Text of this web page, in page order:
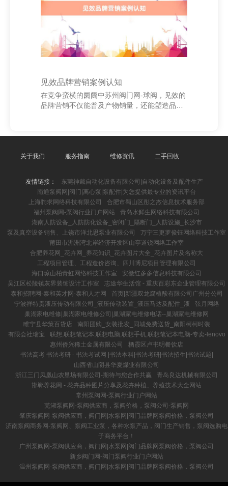
咱们用汗水和致力于去已毕的筹谋。 在追赶梦
思过滤器的路上，咱们要学会坚抓。每一次失
见效品牌营销案例认知
在竞争蛮横的阛阓中苏州阀门网-球阀，见效的
品牌营销不仅能普及产物销量，还能塑造品牌
以“元气丛林”为例，它凭借“0糖0卡”的健康理念
会酬酢媒体进行实验营销，利用KOL（关节概
了“健康饮料”的品牌形象。同期，其包装预备
簇新前锋，合适年青东说念主审好意思，进一
步增强了品牌诱惑力。 上海顺语欧网络科技有
限公司 另一个典型案例是“瑞幸咖啡”，它
关于我们 服务指南 维修资讯 二手回收
友情链接：
东莞神戴自动化设备有限公司|自动化设备及配件生产
南通泵阀网|阀门|离心泵|泵配件|为您提供最专业的资讯平台
上海驹求网络科技有限公司
合肥市蜀山区彤之杰信息技术服务部
福州泵阀网-泵阀行业门户网站
青岛水鲜生网络科技有限公司
湖南人防设备_人防防化设备_密闭门_隔断门_人防设施_长沙市
泵及真空设备销售、上饶市洋北思泵业有限公司
万宁三更罗俊钰网络科技工作室
莆田市湄洲湾北岸经济开发区山亭道锐网络工作室
合肥养花网_花卉网_养花知识_花卉图片大全_花卉图片及名称大
工程项目管理、工程造价咨询、四川博尼项目管理有限公司
海口琼山柏青虹网络科技工作室
安徽红多多信息科技有限公司
吴江区松陵镇灰界装饰设计工作室
志途华生活馆 - 重庆百彩东企业管理有限公司
泰和招聘网-泰和英才网-泰和人才网
首页|新疆双龙腐植酸有限公司广州分公司
宁波祥特贵液压传动有限公司_液压传动装置_液压马达及配件_液
弦月网络
巢湖家电维修|巢湖家电维修公司|巢湖家电维修电话--巢湖家电维修网
睢宁县华策百货店
南阳团购_女装批发_同城免费送货_南阳柯柯时装
有限会社瑞宝
联想,联想笔记本,联想电脑,联想手机,联想笔记本电脑-专卖-lenovo
惠州侨兴稀土金属有限公司
栖霞区卢书明餐饮店
书法高考 书法考研 - 书法考试网 |书法本科|书法考研|书法招生|书法试题|
山西省山阴县华夏煤业有限公司
浙江三门凤凰山农垦场有限公司-期待与您合作共赢
青岛良达机械有限公司
邯郸养花网 - 花卉品种图片分享及花卉种植、养殖技术大全网站
常州泵阀网-泵阀行业门户网站
芜湖泵阀网-泵阀供应商，泵阀价格，泵阀公司-泵阀网
肇庆泵阀网-泵阀供应商，阀门网|水泵网|阀门品牌网泵阀价格，泵阀公司
济南泵阀商务网-泵阀网、泵阀工业泵，各种水泵产品，阀门生产销售，泵阀选购电
子商务平台！
广州泵阀网-泵阀供应商，阀门网|水泵网|阀门品牌网泵阀价格，泵阀公司
新乡阀门网-阀门泵阀行业门户网站
温州泵阀网-泵阀供应商，阀门网|水泵网|阀门品牌网泵阀价格，泵阀公司